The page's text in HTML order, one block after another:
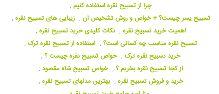
چرا از تسبیح نقره استفاده کنیم ,
تسبیح یسر چیست؟ + خواص و روش تشخیص آن , زیبایی های تسبیح نقره ,
اهمیت خرید تسبیح نقره , نکات کلیدی خرید تسبیح نقره ,
تسبیح نقره مناسب چه کسانی است؟ , استفاده از تسبیح نقره ترک ,
خرید تسبیح نقره ترک , خواص تسبیح نقره چیست ؟ ,
از کجا تسبیح نقره بخریم ؟ , خواص تسبیح شاه مقصود ,
خرید و فروش تسبیح نقره , بهترین مدلهای تسبیح نقره ,